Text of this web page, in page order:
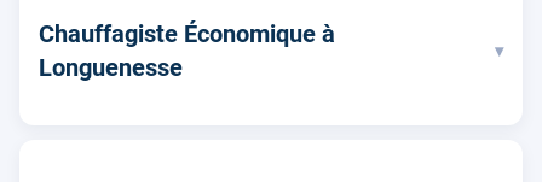
Chauffagiste Économique à
Longuenesse
▾